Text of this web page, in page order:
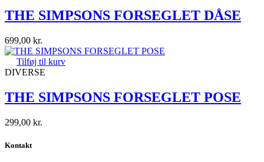
THE SIMPSONS FORSEGLET DÅSE
699,00 kr.
Tilføj til kurv
DIVERSE
THE SIMPSONS FORSEGLET POSE
299,00 kr.
Kontakt